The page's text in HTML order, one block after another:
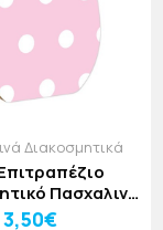
Διακοσμητικά
Πασχαλινό
Πουά 12x15cm
3,50€